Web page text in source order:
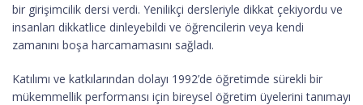
bir girişimcilik dersi verdi. Yenilikçi dersleriyle dikkat çekiyordu ve
insanları dikkatlice dinleyebildi ve öğrencilerin veya kendi
zamanını boşa harcamamasını sağladı.
Katılımı ve katkılarından dolayı 1992’de öğretimde sürekli bir
mükemmellik performansı için bireysel öğretim üyelerini tanımayı